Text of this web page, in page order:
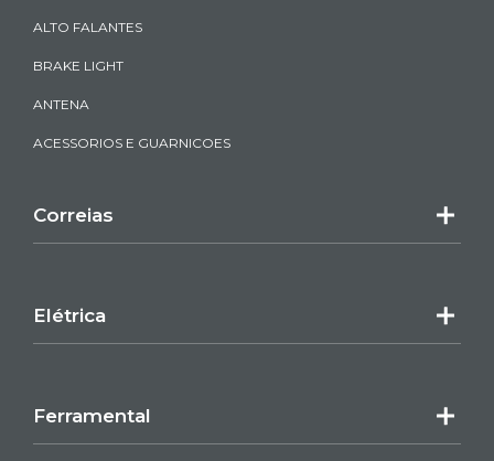
ALTO FALANTES
BRAKE LIGHT
ANTENA
ACESSORIOS E GUARNICOES
Correias
Elétrica
Ferramental